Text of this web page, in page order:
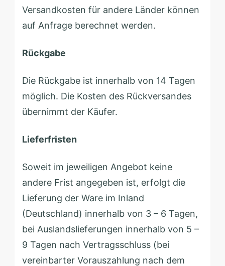
Versandkosten für andere Länder können
auf Anfrage berechnet werden.
Rückgabe
Die Rückgabe ist innerhalb von 14 Tagen
möglich. Die Kosten des Rückversandes
übernimmt der Käufer.
Lieferfristen
Soweit im jeweiligen Angebot keine
andere Frist angegeben ist, erfolgt die
Lieferung der Ware im Inland
(Deutschland) innerhalb von 3 – 6 Tagen,
bei Auslandslieferungen innerhalb von 5 –
9 Tagen nach Vertragsschluss (bei
vereinbarter Vorauszahlung nach dem